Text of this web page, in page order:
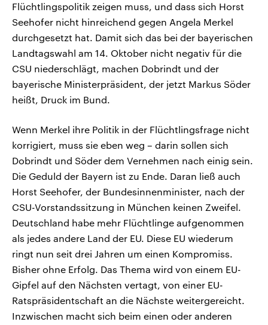
Flüchtlingspolitik zeigen muss, und dass sich Horst
Seehofer nicht hinreichend gegen Angela Merkel
durchgesetzt hat. Damit sich das bei der bayerischen
Landtagswahl am 14. Oktober nicht negativ für die
CSU niederschlägt, machen Dobrindt und der
bayerische Ministerpräsident, der jetzt Markus Söder
heißt, Druck im Bund.
Wenn Merkel ihre Politik in der Flüchtlingsfrage nicht
korrigiert, muss sie eben weg – darin sollen sich
Dobrindt und Söder dem Vernehmen nach einig sein.
Die Geduld der Bayern ist zu Ende. Daran ließ auch
Horst Seehofer, der Bundesinnenminister, nach der
CSU-Vorstandssitzung in München keinen Zweifel.
Deutschland habe mehr Flüchtlinge aufgenommen
als jedes andere Land der EU. Diese EU wiederum
ringt nun seit drei Jahren um einen Kompromiss.
Bisher ohne Erfolg. Das Thema wird von einem EU-
Gipfel auf den Nächsten vertagt, von einer EU-
Ratspräsidentschaft an die Nächste weitergereicht.
Inzwischen macht sich beim einen oder anderen